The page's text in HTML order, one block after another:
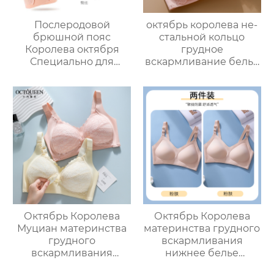
Послеродовой
брюшной пояс
Королева октября
Специально для
беременных Большой
размер Строгание и
разглаживание
Втягивание рук
двойного назначения
и удержание таза
Тонкий стиль
октябрь королева не-
стальной кольцо
грудное
вскармливание белье
обвисание
материнский
бюстгальтер
беременность
грудное
вскармливание
бюстгальтер
Октябрь Королева
Муциан материнства
грудного
вскармливания
Октябрь Королева
материнства грудного
вскармливания
нижнее белье